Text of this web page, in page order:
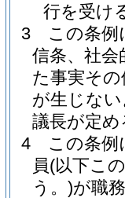
行を受け
3
この条例
信条、社会
た事実そ
が生じな
議長が定
4
この条例
員(以下こ
う。)が職